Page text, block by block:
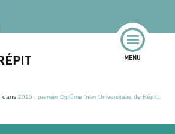
dans 2015 : premier Diplôme Inter Universitaire de Répit